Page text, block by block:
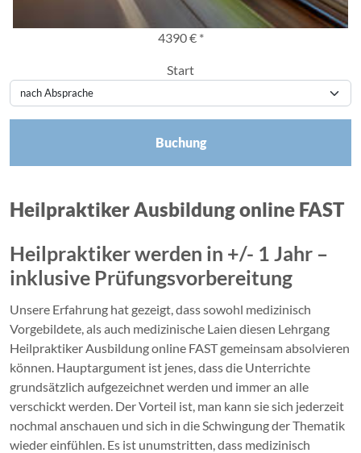
4390 € *
Start
Buchung
Heilpraktiker Ausbildungonline FAST
Heilpraktiker werden in +/- 1 Jahr –
inklusive Prüfungsvorbereitung
Unsere Erfahrung hat gezeigt, dass sowohl medizinisch
Vorgebildete, als auch medizinische Laien diesen Lehrgang
Heilpraktiker Ausbildung online FAST gemeinsam absolvieren
können. Hauptargument ist jenes, dass die Unterrichte
grundsätzlich aufgezeichnet werden und immer an alle
verschickt werden. Der Vorteil ist, man kann sie sich jederzeit
nochmal anschauen und sich in die Schwingung der Thematik
wieder einfühlen. Es ist unumstritten, dass medizinisch